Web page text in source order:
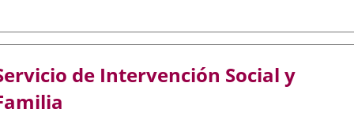
de Intervención Social y